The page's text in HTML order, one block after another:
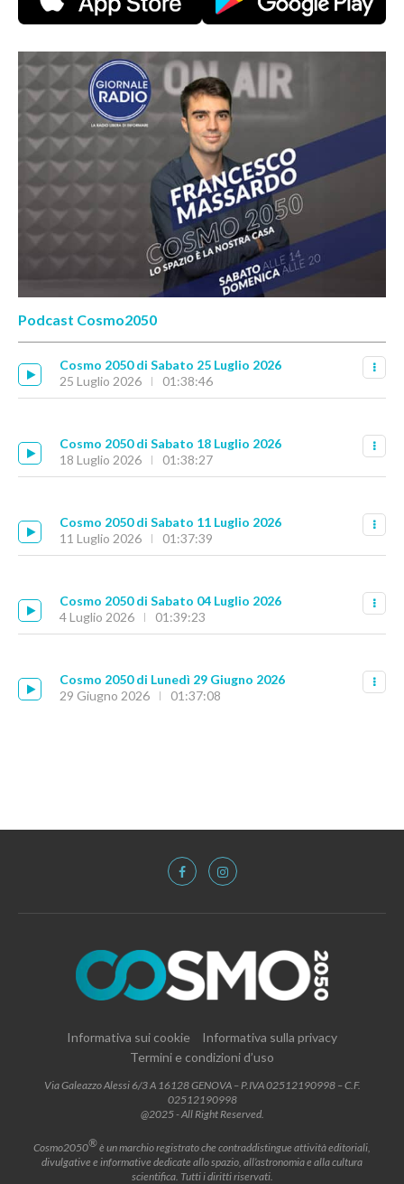
Podcast Cosmo2050
Cosmo 2050 di Sabato 25 Luglio 2026
25 Luglio 2026
01:38:46
Cosmo 2050 di Sabato 18 Luglio 2026
18 Luglio 2026
01:38:27
Cosmo 2050 di Sabato 11 Luglio 2026
11 Luglio 2026
01:37:39
Cosmo 2050 di Sabato 04 Luglio 2026
4 Luglio 2026
01:39:23
Cosmo 2050 di Lunedì 29 Giugno 2026
29 Giugno 2026
01:37:08
Informativa sui cookie
Informativa sulla privacy
Termini e condizioni d’uso
Via Galeazzo Alessi 6/3 A 16128 GENOVA – P.IVA 02512190998 – C.F.
02512190998
@2025 - All Right Reserved.
Cosmo2050®è un marchio registrato che contraddistingue attività editoriali,
divulgative e informative dedicate allo spazio, all’astronomia e alla cultura
scientifica. Tutti i diritti riservati.